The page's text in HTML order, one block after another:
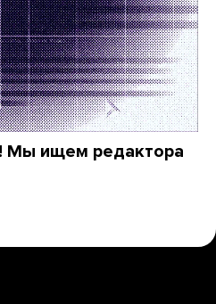
Мы ищем редактора